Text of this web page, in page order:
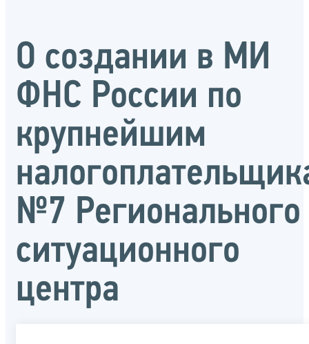
О создании в МИ
ФНС России по
крупнейшим
№7 Регионального
ситуационного
центра